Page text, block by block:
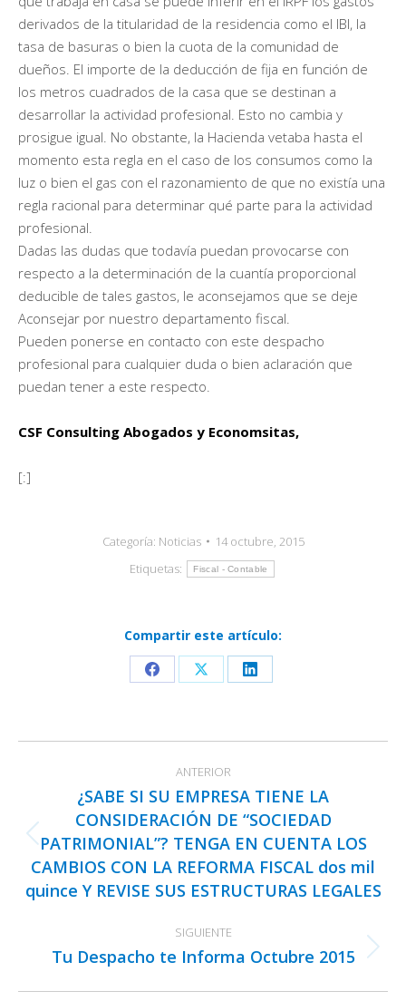
derivados de la titularidad de la residencia como el IBI, la
tasa de basuras o bien la cuota de la comunidad de
dueños. El importe de la deducción de fija en función de
los metros cuadrados de la casa que se destinan a
desarrollar la actividad profesional. Esto no cambia y
prosigue igual. No obstante, la Hacienda vetaba hasta el
momento esta regla en el caso de los consumos como la
luz o bien el gas con el razonamiento de que no existía una
regla racional para determinar qué parte para la actividad
profesional.
Dadas las dudas que todavía puedan provocarse con
respecto a la determinación de la cuantía proporcional
deducible de tales gastos, le aconsejamos que se deje
Aconsejar por nuestro departamento fiscal.
Pueden ponerse en contacto con este despacho
profesional para cualquier duda o bien aclaración que
puedan tener a este respecto.
CSF Consulting Abogados y Economsitas,
[:]
Categoría: Noticias
14 octubre, 2015
Etiquetas:
Fiscal - Contable
Compartir este artículo:
Share
Facebook
Share
X
Share
LinkedIn
publicaciones
ANTERIOR
Publicación
anterior:
¿SABE SI SU EMPRESA TIENE LA
CONSIDERACIÓN DE “SOCIEDAD
PATRIMONIAL”? TENGA EN CUENTA LOS
CAMBIOS CON LA REFORMA FISCAL dos mil
quince Y REVISE SUS ESTRUCTURAS LEGALES
SIGUIENTE
Publicación
Tu Despacho te Informa Octubre 2015